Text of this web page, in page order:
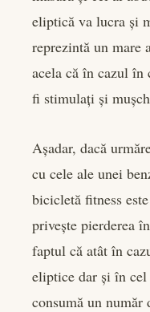
eliptică va lucra și
reprezintă un mare
acela că în cazul în
fi stimulați și
Așadar, dacă
cu cele ale unei
bicicletă fitness
privește pierderea
faptul că atât în
eliptice dar și în
consumă un